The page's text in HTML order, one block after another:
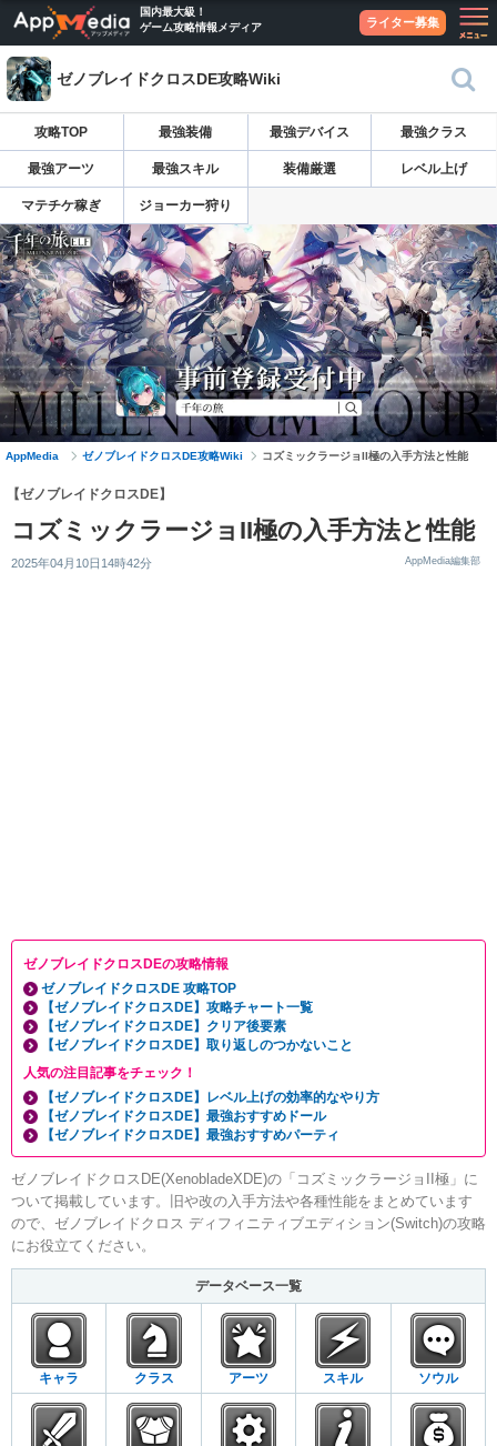
国内最大級！
ゲーム攻略情報メディア
ライター募集
ゼノブレイドクロスDE攻略Wiki
攻略TOP 最強装備 最強デバイス 最強クラス
最強アーツ 最強スキル 装備厳選 レベル上げ
マテチケ稼ぎ ジョーカー狩り
AppMedia ゼノブレイドクロスDE攻略Wiki コズミックラージョII極の入手方法と性能
【ゼノブレイドクロスDE】
コズミックラージョII極の入手方法と性能
2025年04月10日14時42分 AppMedia編集部
ゼノブレイドクロスDEの攻略情報
ゼノブレイドクロスDE 攻略TOP
【ゼノブレイドクロスDE】攻略チャート一覧
【ゼノブレイドクロスDE】クリア後要素
【ゼノブレイドクロスDE】取り返しのつかないこと
人気の注目記事をチェック！
【ゼノブレイドクロスDE】レベル上げの効率的なやり方
【ゼノブレイドクロスDE】最強おすすめドール
【ゼノブレイドクロスDE】最強おすすめパーティ
ゼノブレイドクロスDE(XenobladeXDE)の「コズミックラージョII極」に
ついて掲載しています。旧や改の入手方法や各種性能をまとめています
ので、ゼノブレイドクロス ディフィニティブエディション(Switch)の攻略
にお役立てください。
データベース一覧
キャラ クラス アーツ スキル ソウル